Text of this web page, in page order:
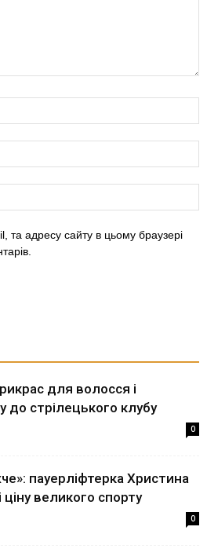
та адресу сайту в цьому браузері
для волосся і
до стрілецького клубу
0
пауерліфтерка Христина
великого спорту
0